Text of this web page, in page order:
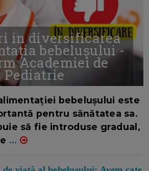
in diversificarea
bebelușului -
Academiei de
Pediatrie
bebelușului este
pentru sănătatea sa.
să fie introduse gradual,
...